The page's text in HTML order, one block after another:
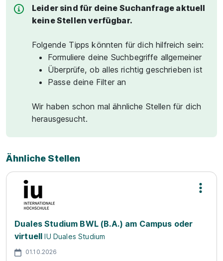
Leider sind für deine Suchanfrage aktuell
keine Stellen verfügbar.
Folgende Tipps könnten für dich hilfreich sein:
Formuliere deine Suchbegriffe allgemeiner
Überprüfe, ob alles richtig geschrieben ist
Passe deine Filter an
Wir haben schon mal ähnliche Stellen für dich
herausgesucht.
Ähnliche Stellen
Duales Studium BWL (B.A.) am Campus oder
virtuell IU Duales Studium
01.10.2026